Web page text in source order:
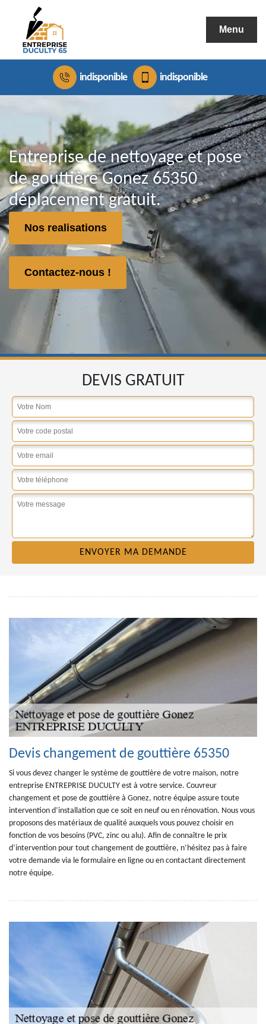
Menu
indisponible indisponible
Entreprise de nettoyage et pose
de gouttière Gonez 65350
déplacement gratuit.
Nos realisations
Contactez-nous !
DEVIS GRATUIT
Devis changement de gouttière 65350
Si vous devez changer le système de gouttière de votre maison, notre
entreprise ENTREPRISE DUCULTY est à votre service. Couvreur
changement et pose de gouttière à Gonez, notre équipe assure toute
intervention d’installation que ce soit en neuf ou en rénovation. Nous vous
proposons des matériaux de qualité auxquels vous pouvez choisir en
fonction de vos besoins (PVC, zinc ou alu). Afin de connaître le prix
d’intervention pour tout changement de gouttière, n’hésitez pas à faire
votre demande via le formulaire en ligne ou en contactant directement
notre équipe.